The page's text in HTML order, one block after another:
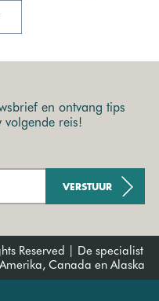
en ontvang tips
volgende reis!
VERSTUUR
Reserved | De specialist
Canada en Alaska